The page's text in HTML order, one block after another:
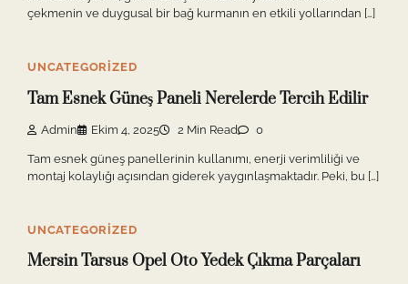
çekmenin ve duygusal bir bağ kurmanın en etkili yollarından […]
UNCATEGORIZED
Tam Esnek Güneş Paneli Nerelerde Tercih Edilir
Admin Ekim 4, 2025 2 Min Read 0
Tam esnek güneş panellerinin kullanımı, enerji verimliliği ve
montaj kolaylığı açısından giderek yaygınlaşmaktadır. Peki, bu […]
UNCATEGORIZED
Mersin Tarsus Opel Oto Yedek Çıkma Parçaları